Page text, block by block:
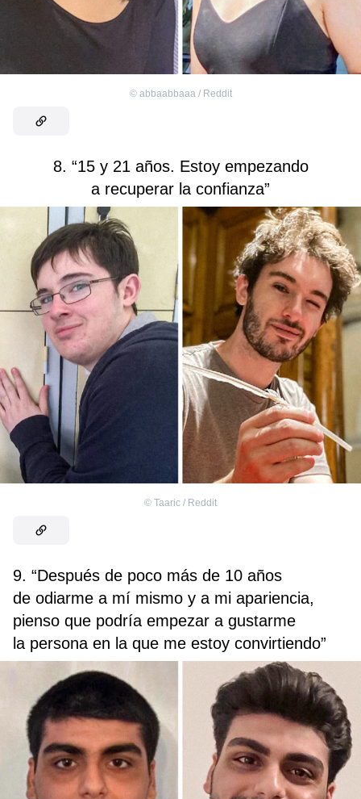
© abbaabbaaa / Reddit
8. “15 y 21 años. Estoy empezando
a recuperar la confianza”
© Taaric / Reddit
9. “Después de poco más de 10 años
de odiarme a mí mismo y a mi apariencia,
pienso que podría empezar a gustarme
la persona en la que me estoy convirtiendo”